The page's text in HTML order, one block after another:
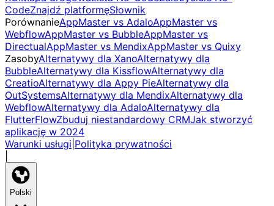
CodeZnajdź platformęSłownik
PorównanieAppMaster vs AdaloAppMaster vs
WebflowAppMaster vs BubbleAppMaster vs
DirectualAppMaster vs MendixAppMaster vs Quixy
ZasobyAlternatywy dla XanoAlternatywy dla
BubbleAlternatywy dla KissflowAlternatywy dla
CreatioAlternatywy dla Appy PieAlternatywy dla
OutSystemsAlternatywy dla MendixAlternatywy dla
WebflowAlternatywy dla AdaloAlternatywy dla
FlutterFlowZbuduj niestandardowy CRMJak stworzyć
aplikację w 2024
Warunki usługi Polityka prywatności
Polski